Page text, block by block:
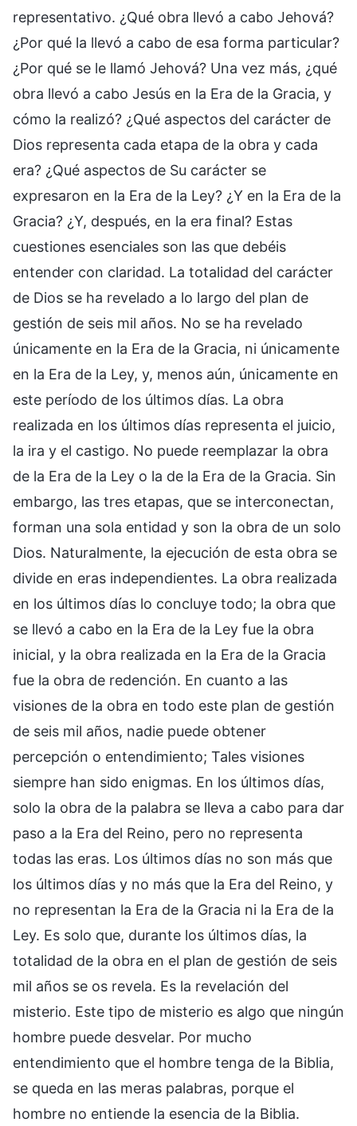
representativo. ¿Qué obra llevó a cabo Jehová?
¿Por qué la llevó a cabo de esa forma particular?
¿Por qué se le llamó Jehová? Una vez más, ¿qué
obra llevó a cabo Jesús en la Era de la Gracia, y
cómo la realizó? ¿Qué aspectos del carácter de
Dios representa cada etapa de la obra y cada
era? ¿Qué aspectos de Su carácter se
expresaron en la Era de la Ley? ¿Y en la Era de la
Gracia? ¿Y, después, en la era final? Estas
cuestiones esenciales son las que debéis
entender con claridad. La totalidad del carácter
de Dios se ha revelado a lo largo del plan de
gestión de seis mil años. No se ha revelado
únicamente en la Era de la Gracia, ni únicamente
en la Era de la Ley, y, menos aún, únicamente en
este período de los últimos días. La obra
realizada en los últimos días representa el juicio,
la ira y el castigo. No puede reemplazar la obra
de la Era de la Ley o la de la Era de la Gracia. Sin
embargo, las tres etapas, que se interconectan,
forman una sola entidad y son la obra de un solo
Dios. Naturalmente, la ejecución de esta obra se
divide en eras independientes. La obra realizada
en los últimos días lo concluye todo; la obra que
se llevó a cabo en la Era de la Ley fue la obra
inicial, y la obra realizada en la Era de la Gracia
fue la obra de redención. En cuanto a las
visiones de la obra en todo este plan de gestión
de seis mil años, nadie puede obtener
percepción o entendimiento; Tales visiones
siempre han sido enigmas. En los últimos días,
solo la obra de la palabra se lleva a cabo para dar
paso a la Era del Reino, pero no representa
todas las eras. Los últimos días no son más que
los últimos días y no más que la Era del Reino, y
no representan la Era de la Gracia ni la Era de la
Ley. Es solo que, durante los últimos días, la
totalidad de la obra en el plan de gestión de seis
mil años se os revela. Es la revelación del
misterio. Este tipo de misterio es algo que ningún
hombre puede desvelar. Por mucho
entendimiento que el hombre tenga de la Biblia,
se queda en las meras palabras, porque el
hombre no entiende la esencia de la Biblia.